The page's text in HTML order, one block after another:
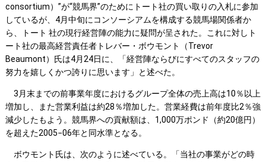
consortium）”が“競馬界”のためにトート社の買い取りの入札に参加
しているが、4月中旬にコンソーシアムを構成する競馬場関係者か
ら、トート 社の現行経営陣の能力に疑問が呈された。これに対しト
ート社の最高経営責任者トレバー・ボウモント（Trevor
Beaumont）氏は4月24日に、「経営陣ならびにすべてのスタッフの
努力を嬉しくかつ誇りに思います」と述べた。
3月末までの前事業年度におけるグループ全体の売上高は10％以上
増加し、また営業利益は約28％増加した。営業経費は前年度比2％強
減少したもよう。競馬界への貢献額は、1,000万ポンド（約20億円）
を超えた2005−06年と同水準となる。
ボウモント氏は、次のように述べている。「当社の事業がどの時